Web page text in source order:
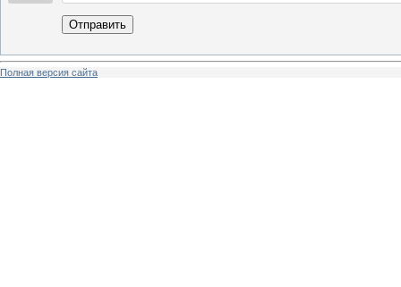
Отправить
Полная версия сайта